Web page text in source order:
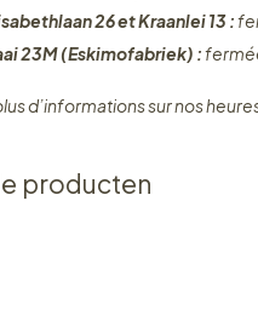
26 et Kraanlei 13 :
23M (Eskimofabriek) :
d’informations sur nos
producten